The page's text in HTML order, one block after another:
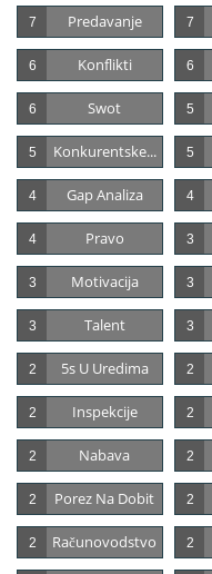
Predavanje
7 7
Konflikti
6 6
Swot
6 5
Konkurentske...
5 5
Gap Analiza
4 4
Pravo
4 3
Motivacija
3 3
Talent
3 3
5s U Uredima
2 2
Inspekcije
2 2
Nabava
2 2
Porez Na Dobit
2 2
Računovodstvo
2 2